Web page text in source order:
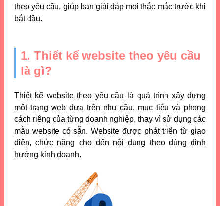
theo yêu cầu, giúp bạn giải đáp mọi thắc mắc trước khi
bắt đầu.
1. Thiết kế website theo yêu cầu
là gì?
Thiết kế website theo yêu cầu là quá trình xây dựng
một trang web dựa trên nhu cầu, mục tiêu và phong
cách riêng của từng doanh nghiệp, thay vì sử dụng các
mẫu website có sẵn. Website được phát triển từ giao
diện, chức năng cho đến nội dung theo đúng định
hướng kinh doanh.